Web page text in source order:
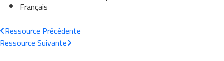
Français
Ressource Précédente
RessourceSuivante